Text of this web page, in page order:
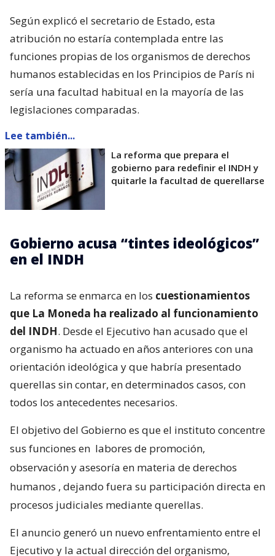
Según explicó el secretario de Estado, esta
atribución no estaría contemplada entre las
funciones propias de los organismos de derechos
humanos establecidas en los Principios de París ni
sería una facultad habitual en la mayoría de las
legislaciones comparadas.
Lee también...
La reforma que prepara el
gobierno para redefinir el INDH y
quitarle la facultad de querellarse
Gobierno acusa “tintes ideológicos”
en el INDH
La reforma se enmarca en los cuestionamientos
que La Moneda ha realizado al funcionamiento
del INDH. Desde el Ejecutivo han acusado que el
organismo ha actuado en años anteriores con una
orientación ideológica y que habría presentado
querellas sin contar, en determinados casos, con
todos los antecedentes necesarios.
El objetivo del Gobierno es que el instituto concentre
sus funciones en labores de promoción,
observación y asesoría en materia de derechos
humanos , dejando fuera su participación directa en
procesos judiciales mediante querellas.
El anuncio generó un nuevo enfrentamiento entre el
Ejecutivo y la actual dirección del organismo,